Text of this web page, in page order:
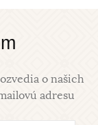
o našich
adresu